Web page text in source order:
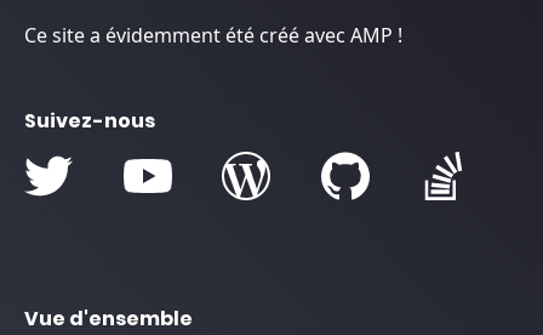
Ce site a évidemment été créé avec AMP !
Suivez-nous
Vue d'ensemble